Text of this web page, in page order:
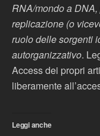
RNA/mondo a
replicazione (o
ruolo delle sorgenti
autorganizzativo.
Access dei propri
liberamente
Leggi anche